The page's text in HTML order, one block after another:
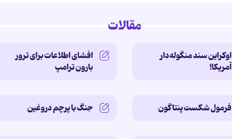
مقالات
اوکراین سند منگوله‌دار
آمریکا!
افشای اطلاعات برای ترور
بارون ترامپ
فرمول شکست پنتاگون جنگ با پرچم دروغین